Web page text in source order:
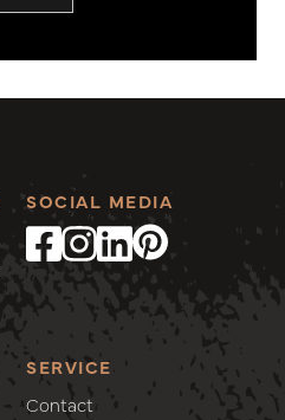
SERVICE
Contact
SOCIAL MEDIA